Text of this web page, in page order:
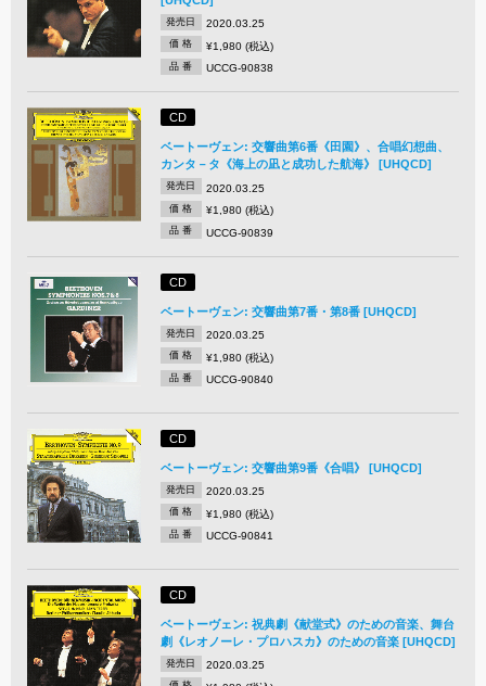
発売日 2020.03.25
価 格 ¥1,980 (税込)
品 番 UCCG-90838
CD
ベートーヴェン: 交響曲第6番《田園》、合唱幻想曲、
カンタ－タ《海上の凪と成功した航海》 [UHQCD]
発売日 2020.03.25
価 格 ¥1,980 (税込)
品 番 UCCG-90839
CD
ベートーヴェン: 交響曲第7番・第8番 [UHQCD]
発売日 2020.03.25
価 格 ¥1,980 (税込)
品 番 UCCG-90840
CD
ベートーヴェン: 交響曲第9番《合唱》 [UHQCD]
発売日 2020.03.25
価 格 ¥1,980 (税込)
品 番 UCCG-90841
CD
ベートーヴェン: 祝典劇《献堂式》のための音楽、舞台
劇《レオノーレ・プロハスカ》のための音楽 [UHQCD]
発売日 2020.03.25